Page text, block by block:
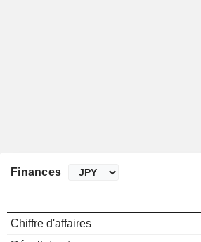
Finances
Chiffre d'affaires